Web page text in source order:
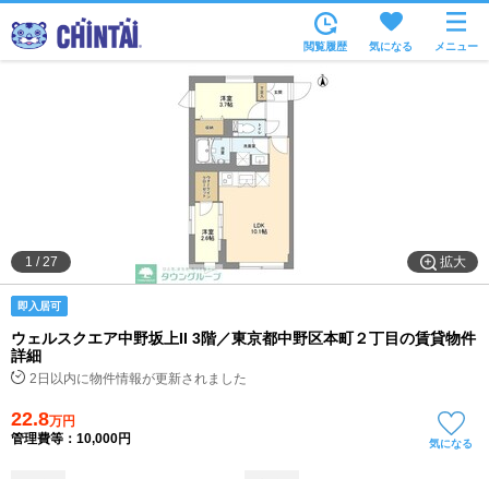
住所から
家賃相場から
通勤通学時間から
物件特集から
不動産会社から
閲覧履歴 気になる メニュー
拡大
1 /27
即入居可
ウェルスクエア中野坂上II 3階／東京都中野区本町２丁目の賃貸物件
詳細
2日以内に物件情報が更新されました
22.8万円
管理費等：10,000円
気になる